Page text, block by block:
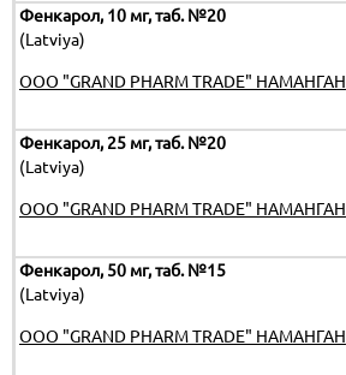
Фенкарол, 10 мг, таб. №20
(Latviya)
OOO "GRAND PHARM TRADE" НАМАНГАН
Фенкарол, 25 мг, таб. №20
(Latviya)
OOO "GRAND PHARM TRADE" НАМАНГАН
Фенкарол, 50 мг, таб. №15
(Latviya)
OOO "GRAND PHARM TRADE" НАМАНГАН